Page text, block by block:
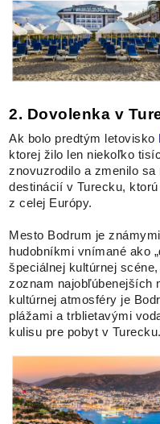
2. Dovolenka v
Ak bolo predtým letovisko
ktorej žilo len niekoľko
znovuzrodilo a zmenilo
destinácií v Turecku,
z celej Európy.
Mesto Bodrum je
hudobníkmi vnímané ako
špeciálnej kultúrnej
zoznam najobľúbenejších
kultúrnej atmosféry je
plážami a trblietavými
kulisu pre pobyt v Turecku.